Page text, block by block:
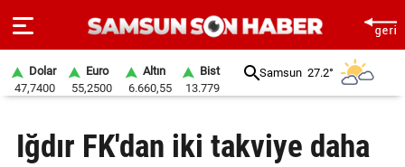
SAYFA
Dolar
47,7400
Euro
55,2500
Altın
6.660,55
Bist
13.779
Samsun 27.2°
Iğdır FK'dan iki takviye daha